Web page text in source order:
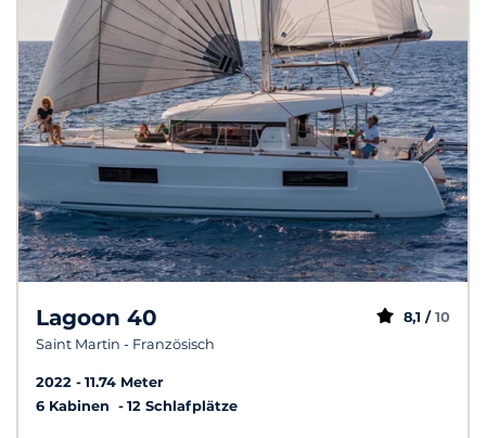
Lagoon 40
Saint Martin - Französisch
8,1 / 10
2022
11.74 Meter
6 Kabinen
12 Schlafplätze